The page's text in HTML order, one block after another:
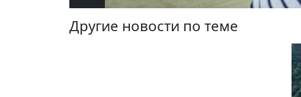
Другие новости по теме